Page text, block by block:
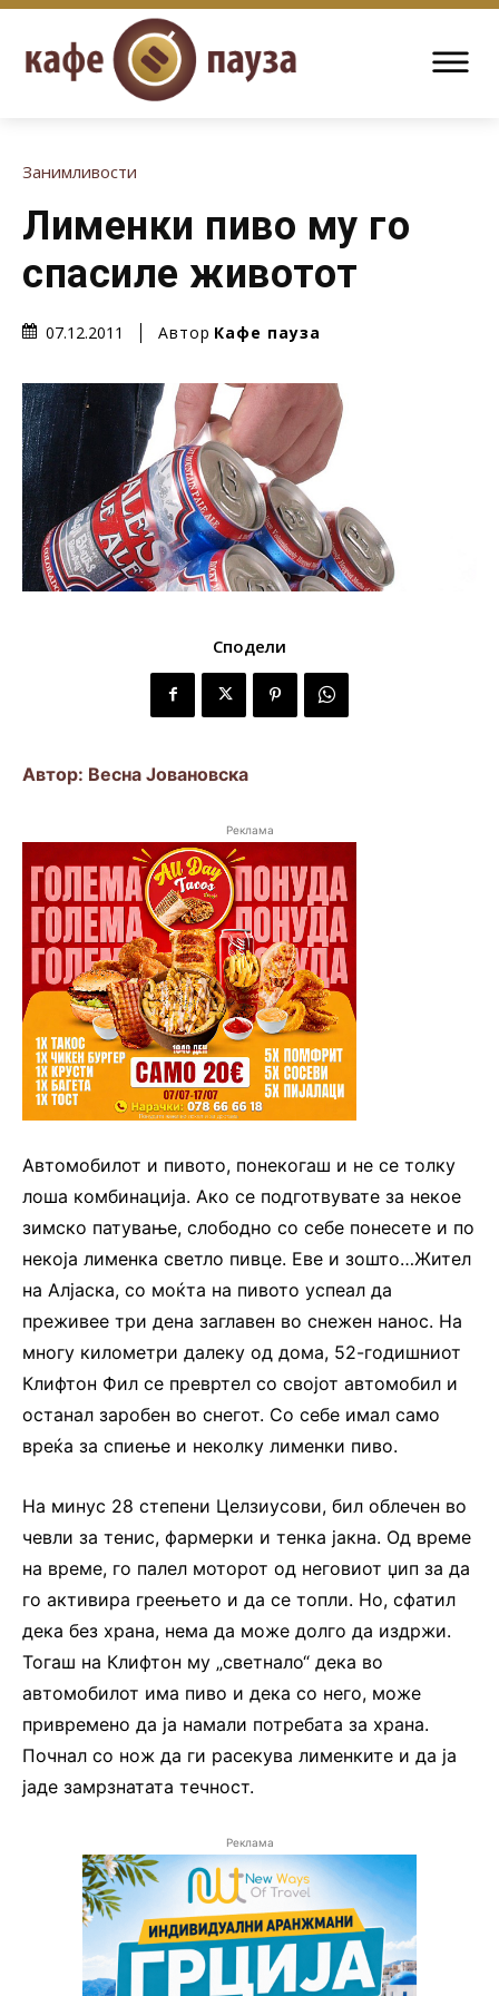
Занимливости
Лименки пиво му го
спасиле животот
07.12.2011 Автор Кафе пауза
Сподели
Автор: Весна Јовановска
Реклама
Автомобилот и пивото, понекогаш и не се толку
лоша комбинација. Ако се подготвувате за некое
зимско патување, слободно со себе понесете и по
некоја лименка светло пивце. Еве и зошто…Жител
на Алјаска, со моќта на пивото успеал да
преживее три дена заглавен во снежен нанос. На
многу километри далеку од дома, 52-годишниот
Клифтон Фил се превртел со својот автомобил и
останал заробен во снегот. Со себе имал само
вреќа за спиење и неколку лименки пиво.
На минус 28 степени Целзиусови, бил облечен во
чевли за тенис, фармерки и тенка јакна. Од време
на време, го палел моторот од неговиот џип за да
го активира греењето и да се топли. Но, сфатил
дека без храна, нема да може долго да издржи.
Тогаш на Клифтон му „светнало“ дека во
автомобилот има пиво и дека со него, може
привремено да ја намали потребата за храна.
Почнал со нож да ги расекува лименките и да ја
јаде замрзнатата течност.
Реклама